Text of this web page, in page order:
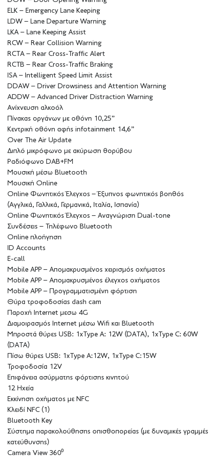
ELK – Emergency Lane Keeping
LDW – Lane Departure Warning
LKA – Lane Keeping Assist
RCW – Rear Collision Warning
RCTA – Rear Cross-Traffic Alert
RCTB – Rear Cross-Traffic Braking
ISA – Intelligent Speed Limit Assist
DDAW – Driver Drowsiness and Attention Warning
ADDW – Advanced Driver Distraction Warning
Ανίχνευση αλκοόλ
Πίνακας οργάνων με οθόνη 10,25”
Κεντρική οθόνη αφής infotainment 14,6”
Over The Air Update
Διπλό μικρόφωνο με ακύρωση θορύβου
Ραδιόφωνο DAB+FM
Μουσική μέσω Bluetooth
Μουσική Online
Online Φωνητικός Έλεγχος – Έξυπνος φωνητικός βοηθός
(Αγγλικά, Γαλλικά, Γερμανικά, Ιταλία, Ισπανία)
Online Φωνητικός Έλεγχος – Αναγνώριση Dual-tone
Συνδέσεις – Τηλέφωνο Bluetooth
Online πλοήγηση
ID Accounts
E-call
Mobile APP – Απομακρυσμένος χειρισμός οχήματος
Mobile APP – Απομακρυσμένος έλεγχος οχήματος
Mobile APP – Προγραμματισμένη φόρτιση
Θύρα τροφοδοσίας dash cam
Παροχή Internet μεσω 4G
Διαμοιρασμός Internet μέσω Wifi και Bluetooth
Μπροστά θύρες USB: 1xType A: 12W (DATA), 1xType C: 60W
(DATA)
Πίσω θύρες USB: 1xType A:12W, 1xType C:15W
Τροφοδοσία 12V
Επιφάνεια ασύρματης φόρτισης κινητού
12 Ηχεία
Εκκίνηση οχήματος με NFC
Κλειδί NFC (1)
Bluetooth Key
Σύστημα παρακολούθησης οπισθοπορείας (με δυναμικές γραμμές
κατεύθυνσης)
Camera View 360⁰